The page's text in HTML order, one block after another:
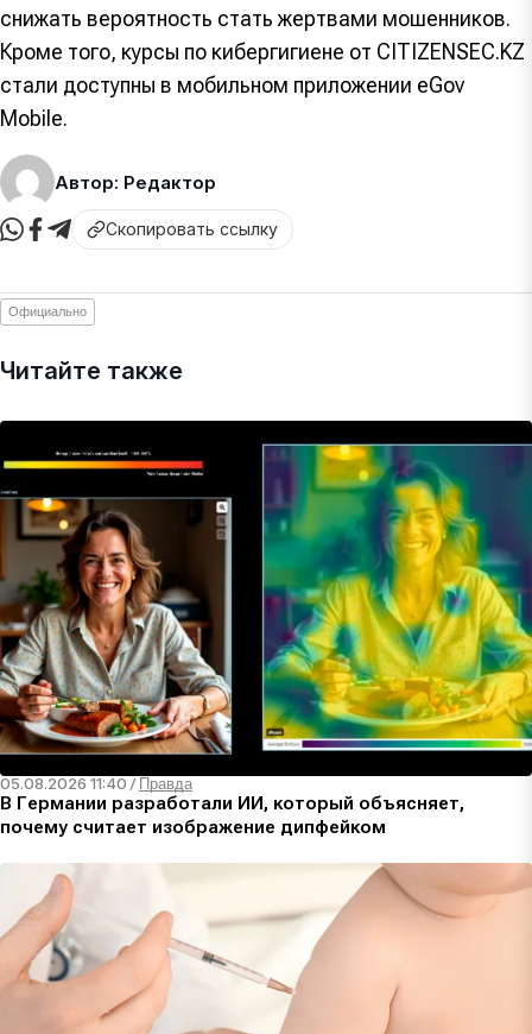
снижать вероятность стать жертвами мошенников.
Кроме того, курсы по кибергигиене от CITIZENSEC.KZ
стали доступны в мобильном приложении eGov
Mobile.
Автор: Редактор
Скопировать ссылку
Официально
Читайте также
05.08.2026 11:40 / Правда
В Германии разработали ИИ, который объясняет,
почему считает изображение дипфейком